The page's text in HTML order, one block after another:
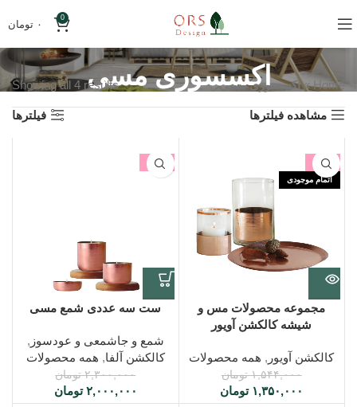
0
۰ تومان
اکسسوری مسی Home
»اکسسوری مسی Showing all 4 results
مشاهده فیلترها فیلترها
-13%
اتمام موجودی
مجموعه محصولات مس و
شیشه کالکشن آویور
کالکشن آویور , همه محصولات
۱,۵۴۴,۰۰۰ تومان
۱,۳۵۰,۰۰۰ تومان
-13%
ست سه عددی شمع مسی
شمع و جاشمعی و عودسوز ,
کالکشن آلفا, همه محصولات
۲,۳۰۰,۰۰۰ تومان
۲,۰۰۰,۰۰۰ تومان